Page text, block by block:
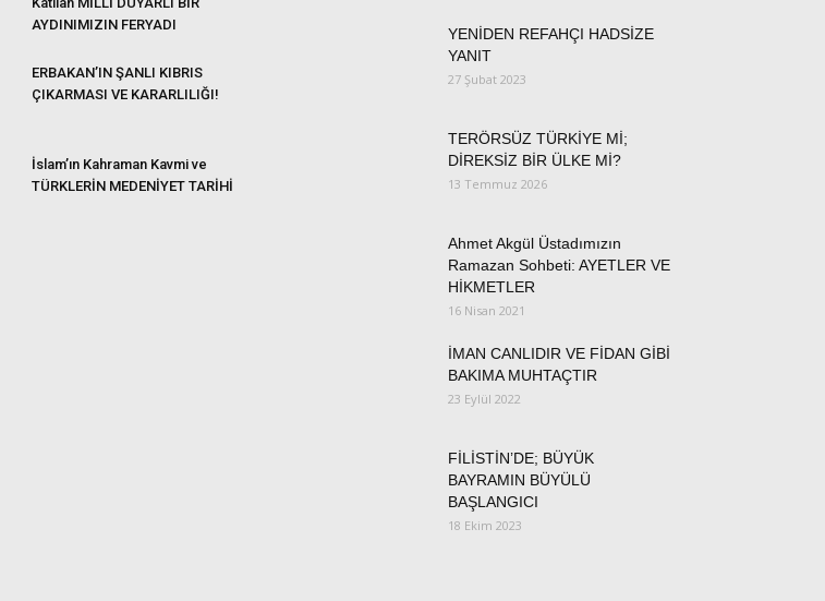
AYDINIMIZIN FERYADI
ERBAKAN’IN ŞANLI KIBRIS
ÇIKARMASI VE KARARLILIĞI!
İslam’ın Kahraman Kavmi ve
TÜRKLERİN MEDENİYET TARİHİ
YENİDEN REFAHÇI HADSİZE
YANIT
27 Şubat 2023
TERÖRSÜZ TÜRKİYE Mİ;
DİREKSİZ BİR ÜLKE Mİ?
13 Temmuz 2026
Ahmet Akgül Üstadımızın
Ramazan Sohbeti: AYETLER VE
HİKMETLER
16 Nisan 2021
İMAN CANLIDIR VE FİDAN GİBİ
BAKIMA MUHTAÇTIR
23 Eylül 2022
FİLİSTİN’DE; BÜYÜK
BAYRAMIN BÜYÜLÜ
BAŞLANGICI
18 Ekim 2023